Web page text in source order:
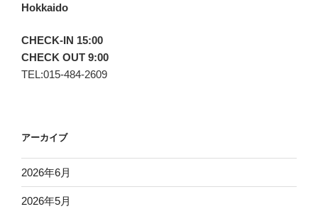
Hokkaido
CHECK-IN 15:00
CHECK OUT 9:00
TEL:015-484-2609
アーカイブ
2026年6月
2026年5月